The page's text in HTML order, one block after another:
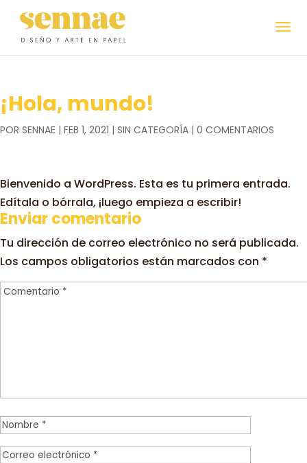
¡Hola, mundo!
POR SENNAE | FEB 1, 2021 | SIN CATEGORÍA | 0 COMENTARIOS
Bienvenido a WordPress. Esta es tu primera entrada.
Edítala o bórrala, ¡luego empieza a escribir!
Enviar comentario
Tu dirección de correo electrónico no será publicada.
Los campos obligatorios están marcados con *